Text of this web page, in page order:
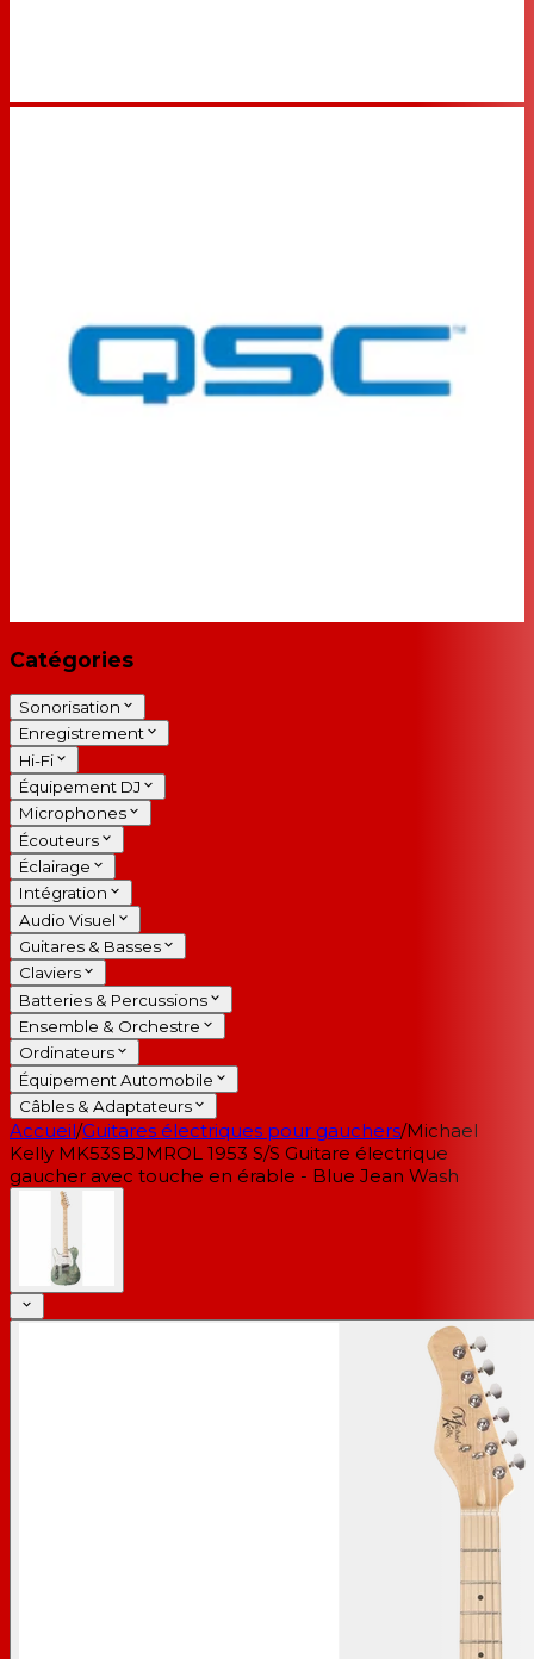
Catégories
Sonorisation
Enregistrement
Hi-Fi
Équipement DJ
Microphones
Écouteurs
Éclairage
Intégration
Audio Visuel
Guitares & Basses
Claviers
Batteries & Percussions
Ensemble & Orchestre
Ordinateurs
Équipement Automobile
Câbles & Adaptateurs
Accueil/Guitares électriques pour gauchers/Michael
Kelly MK53SBJMROL 1953 S/S Guitare électrique
gaucher avec touche en érable - Blue Jean Wash